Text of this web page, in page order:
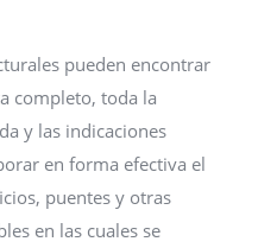
pueden encontrar
completo, toda la
y las indicaciones
en forma efectiva el
puentes y otras
en las cuales se